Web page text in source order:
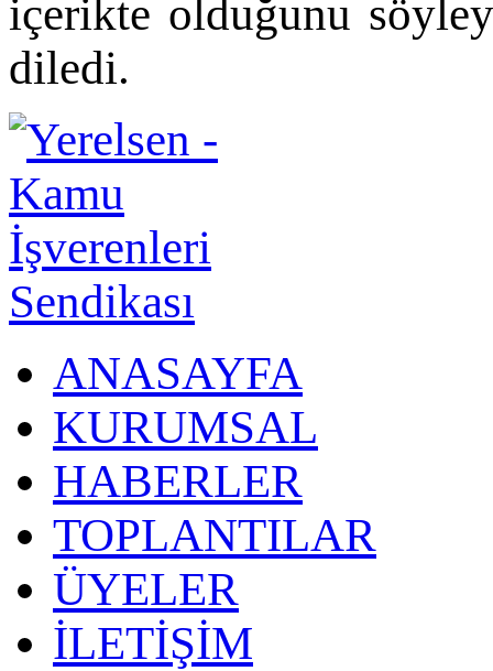
içerikte olduğunu
diledi.
ANASAYFA
KURUMSAL
HABERLER
TOPLANTILAR
ÜYELER
İLETİŞİM